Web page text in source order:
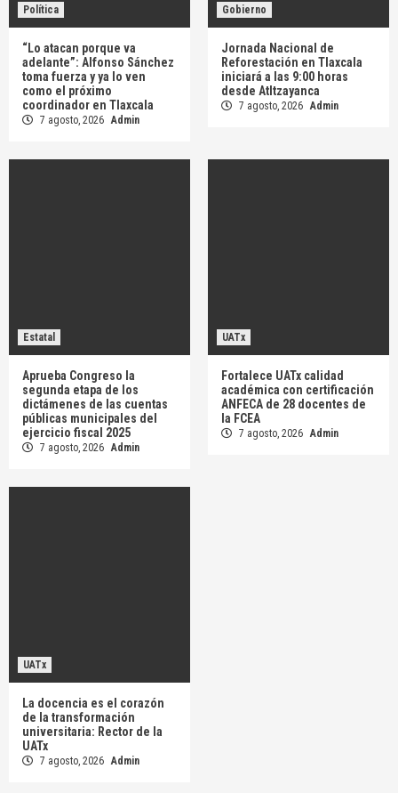
Política
“Lo atacan porque va
adelante”: Alfonso Sánchez
toma fuerza y ya lo ven
como el próximo
coordinador en Tlaxcala
7 agosto, 2026 Admin
Gobierno
Jornada Nacional de
Reforestación en Tlaxcala
iniciará a las 9:00 horas
desde Atltzayanca
7 agosto, 2026 Admin
Estatal
Aprueba Congreso la
segunda etapa de los
dictámenes de las cuentas
públicas municipales del
ejercicio fiscal 2025
7 agosto, 2026 Admin
UATx
Fortalece UATx calidad
académica con certificación
ANFECA de 28 docentes de
la FCEA
7 agosto, 2026 Admin
UATx
La docencia es el corazón
de la transformación
universitaria: Rector de la
UATx
7 agosto, 2026 Admin